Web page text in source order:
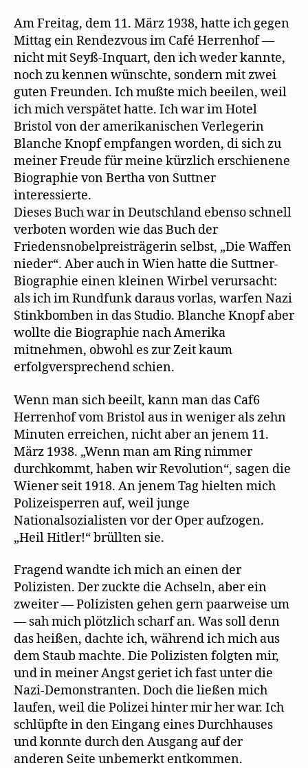
Am Freitag, dem 11. März 1938, hatte ich gegen
Mittag ein Rendezvous im Café Herrenhof —
nicht mit Seyß-Inquart, den ich weder kannte,
noch zu kennen wünschte, sondern mit zwei
guten Freunden. Ich mußte mich beeilen, weil
ich mich verspätet hatte. Ich war im Hotel
Bristol von der amerikanischen Verlegerin
Blanche Knopf empfangen worden, di sich zu
meiner Freude für meine kürzlich erschienene
Biographie von Bertha von Suttner
interessierte.
Dieses Buch war in Deutschland ebenso schnell
verboten worden wie das Buch der
Friedensnobelpreisträgerin selbst, „Die Waffen
nieder“. Aber auch in Wien hatte die Suttner-
Biographie einen kleinen Wirbel verursacht:
als ich im Rundfunk daraus vorlas, warfen Nazi
Stinkbomben in das Studio. Blanche Knopf aber
wollte die Biographie nach Amerika
mitnehmen, obwohl es zur Zeit kaum
erfolgversprechend schien.
Wenn man sich beeilt, kann man das Caf6
Herrenhof vom Bristol aus in weniger als zehn
Minuten erreichen, nicht aber an jenem 11.
März 1938. „Wenn man am Ring nimmer
durchkommt, haben wir Revolution“, sagen die
Wiener seit 1918. An jenem Tag hielten mich
Polizeisperren auf, weil junge
Nationalsozialisten vor der Oper aufzogen.
„Heil Hitler!“ brüllten sie.
Fragend wandte ich mich an einen der
Polizisten. Der zuckte die Achseln, aber ein
zweiter — Polizisten gehen gern paarweise um
— sah mich plötzlich scharf an. Was soll denn
das heißen, dachte ich, während ich mich aus
dem Staub machte. Die Polizisten folgten mir,
und in meiner Angst geriet ich fast unter die
Nazi-Demonstranten. Doch die ließen mich
laufen, weil die Polizei hinter mir her war. Ich
schlüpfte in den Eingang eines Durchhauses
und konnte durch den Ausgang auf der
anderen Seite unbemerkt entkommen.